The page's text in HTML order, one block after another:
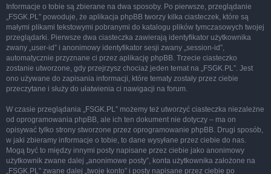
Informacje o tobie są zbierane na dwa sposoby. Po pierwsze, przeglądanie
„FSGK.PL” powoduje, że aplikacja phpBB tworzy kilka ciasteczek, które są
małymi plikami tekstowymi pobranymi do katalogu plików tymczasowych twojej
przeglądarki. Pierwsze dwa ciasteczka zawierają identyfikator użytkownika
zwany „user-id” i anonimowy identyfikator sesji zwany „session-id”,
automatycznie przyznane ci przez aplikację phpBB. Trzecie ciasteczko
zostanie utworzone, gdy przejrzysz chociaż jeden temat na „FSGK.PL”. Jest
ono używane do zapisania informacji, które tematy zostały przez ciebie
przeczytane i służy do ułatwienia ci nawigacji na forum.
W czasie przeglądania „FSGK.PL” możemy też utworzyć ciasteczka niezależne
od oprogramowania phpBB, ale ich ten dokument nie dotyczy – ma on
opisywać tylko strony stworzone przez oprogramowanie phpBB. Drugi sposób,
w jaki zbieramy informacje o tobie, to dane wysyłane przez ciebie do nas.
Mogą być to między innymi posty napisane przez ciebie jako anonimowy
użytkownik zwane dalej „anonimowe posty”, konta użytkownika założone na
„FSGK.PL” zwane dalej „twoje konto” i posty napisane przez ciebie po